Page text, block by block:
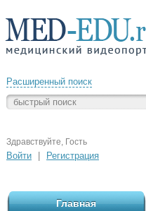
Расширенный поиск
Здравствуйте, Гость
Войти Регистрация
Главная